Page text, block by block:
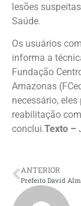
lesões
Saúde.
Os usuários
informa a
Fundação
Amazonas
necessário,
reabilitação
conclui.Texto –
ANTERIOR